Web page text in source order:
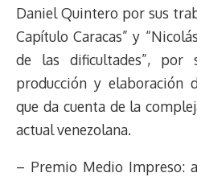
Daniel Quintero por sus
Capítulo Caracas” y
de las dificultades”,
producción y elaboración
que da cuenta de la
actual venezolana.
– Premio Medio Impreso: